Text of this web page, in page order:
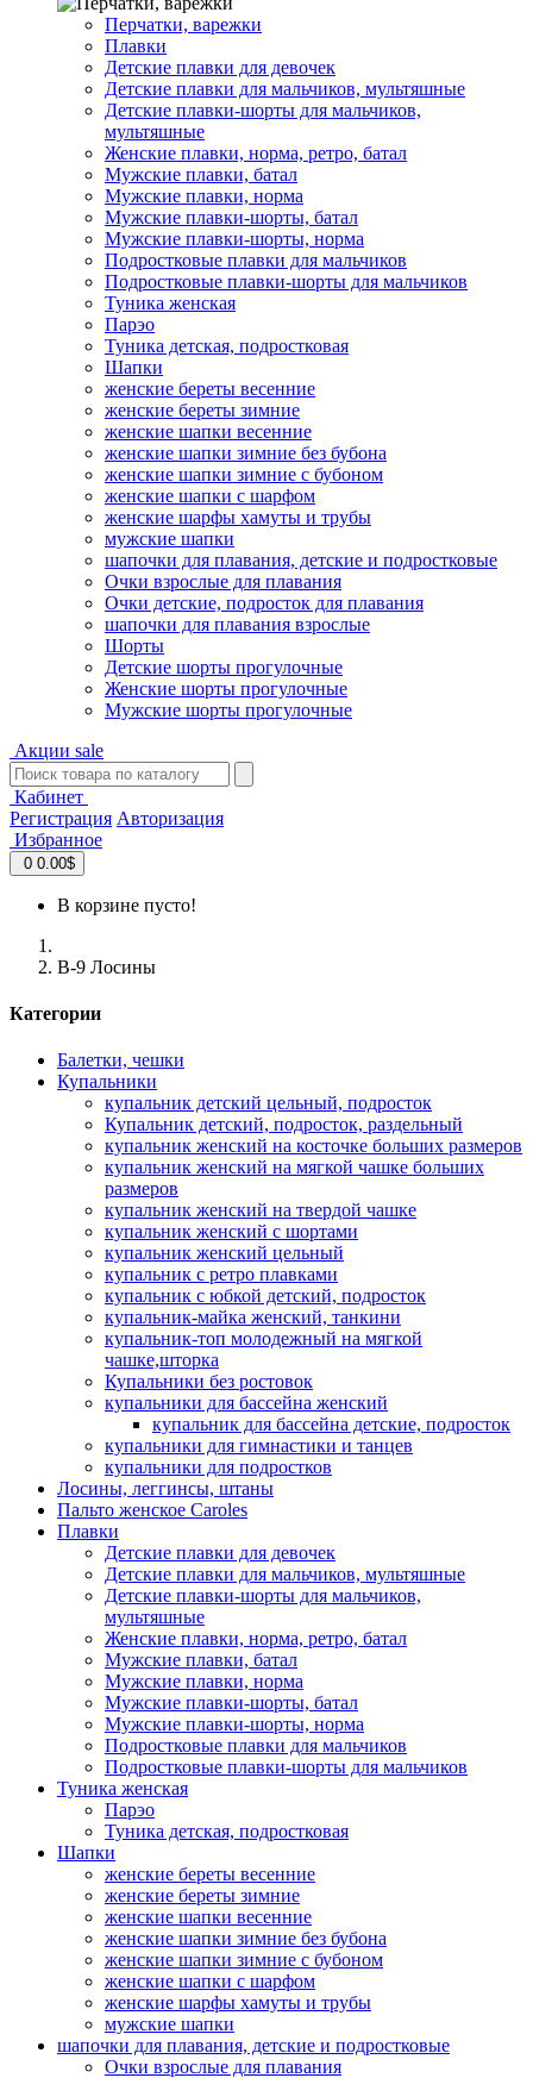
Перчатки, варежки
Плавки
Детские плавки для девочек
Детские плавки для мальчиков, мультяшные
Детские плавки-шорты для мальчиков,
мультяшные
Женские плавки, норма, ретро, батал
Мужские плавки, батал
Мужские плавки, норма
Мужские плавки-шорты, батал
Мужские плавки-шорты, норма
Подростковые плавки для мальчиков
Подростковые плавки-шорты для мальчиков
Туникa женская
Парэо
Туника детская, подростковая
Шапки
женские береты весенние
женские береты зимние
женские шапки весенние
женские шапки зимние без бубона
женские шапки зимние с бубоном
женские шапки с шарфом
женские шарфы хамуты и трубы
мужские шапки
шапочки для плавания, детские и подростковые
Очки взрослые для плавания
Очки детские, подросток для плавания
шапочки для плавания взрослые
Шорты
Детские шорты прогулочные
Женские шорты прогулочные
Мужские шорты прогулочные
Акции sale
Кабинет
Регистрация Авторизация
Избранное
0 0.00$
В корзине пусто!
B-9 Лосины
Категории
Балетки, чешки
Купальники
купальник детский цельный, подросток
Купальник детский, подросток, раздельный
купальник женский на косточке больших размеров
купальник женский на мягкой чашке больших
размеров
купальник женский на твердой чашке
купальник женский с шортами
купальник женский цельный
купальник с ретро плавками
купальник с юбкой детский, подросток
купальник-майка женский, танкини
купальник-топ молодежный на мягкой
чашке,шторка
Купальники без ростовок
купальники для бассейна женский
купальник для бассейна детские, подросток
купальники для гимнастики и танцев
купальники для подростков
Лосины, леггинсы, штаны
Пальто женское Caroles
Плавки
Детские плавки для девочек
Детские плавки для мальчиков, мультяшные
Детские плавки-шорты для мальчиков,
мультяшные
Женские плавки, норма, ретро, батал
Мужские плавки, батал
Мужские плавки, норма
Мужские плавки-шорты, батал
Мужские плавки-шорты, норма
Подростковые плавки для мальчиков
Подростковые плавки-шорты для мальчиков
Туникa женская
Парэо
Туника детская, подростковая
Шапки
женские береты весенние
женские береты зимние
женские шапки весенние
женские шапки зимние без бубона
женские шапки зимние с бубоном
женские шапки с шарфом
женские шарфы хамуты и трубы
мужские шапки
шапочки для плавания, детские и подростковые
Очки взрослые для плавания